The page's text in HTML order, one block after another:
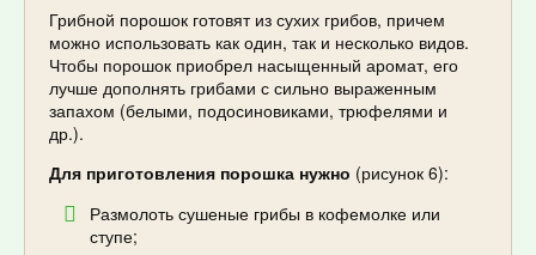
Грибной порошок готовят из сухих грибов, причем
можно использовать как один, так и несколько видов.
Чтобы порошок приобрел насыщенный аромат, его
лучше дополнять грибами с сильно выраженным
запахом (белыми, подосиновиками, трюфелями и
др.).
Для приготовления порошка нужно (рисунок 6):
Размолоть сушеные грибы в кофемолке или
ступе;